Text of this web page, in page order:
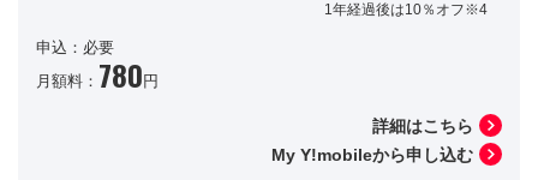
1年経過後は10％オフ※4
申込：必要
月額料： 780円
詳細はこちら
My Y!mobileから申し込む